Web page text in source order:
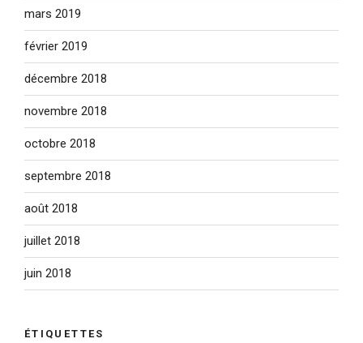
mars 2019
février 2019
décembre 2018
novembre 2018
octobre 2018
septembre 2018
août 2018
juillet 2018
juin 2018
ÉTIQUETTES